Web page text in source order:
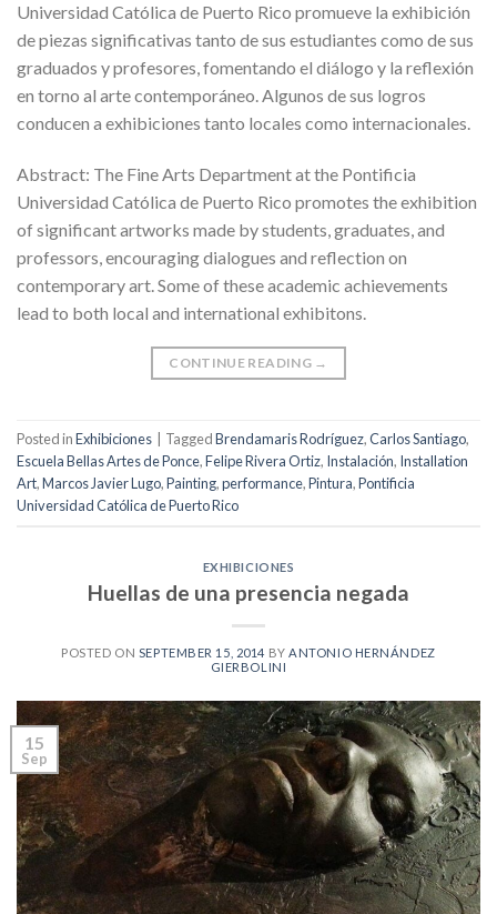
Universidad Católica de Puerto Rico promueve la exhibición
de piezas significativas tanto de sus estudiantes como de sus
graduados y profesores, fomentando el diálogo y la reflexión
en torno al arte contemporáneo. Algunos de sus logros
conducen a exhibiciones tanto locales como internacionales.
Abstract: The Fine Arts Department at the Pontificia
Universidad Católica de Puerto Rico promotes the exhibition
of significant artworks made by students, graduates, and
professors, encouraging dialogues and reflection on
contemporary art. Some of these academic achievements
lead to both local and international exhibitons.
CONTINUE READING →
Posted inExhibiciones TaggedBrendamaris Rodríguez,Carlos Santiago,
Escuela Bellas Artes de Ponce,Felipe Rivera Ortiz, Instalación, Installation
Art,Marcos Javier Lugo,Painting,performance,Pintura,Pontificia
Universidad Católica de Puerto Rico
EXHIBICIONES
Huellas de una presencia negada
POSTED ON SEPTEMBER 15, 2014 BYANTONIO HERNÁNDEZ
GIERBOLINI
15
Sep